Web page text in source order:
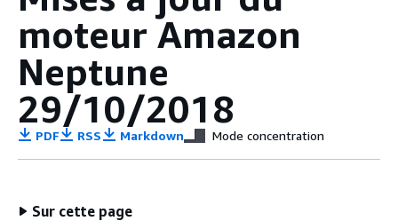
moteur Amazon
Neptune
29/10/2018
PDF RSS Markdown Mode concentration
Sur cette page